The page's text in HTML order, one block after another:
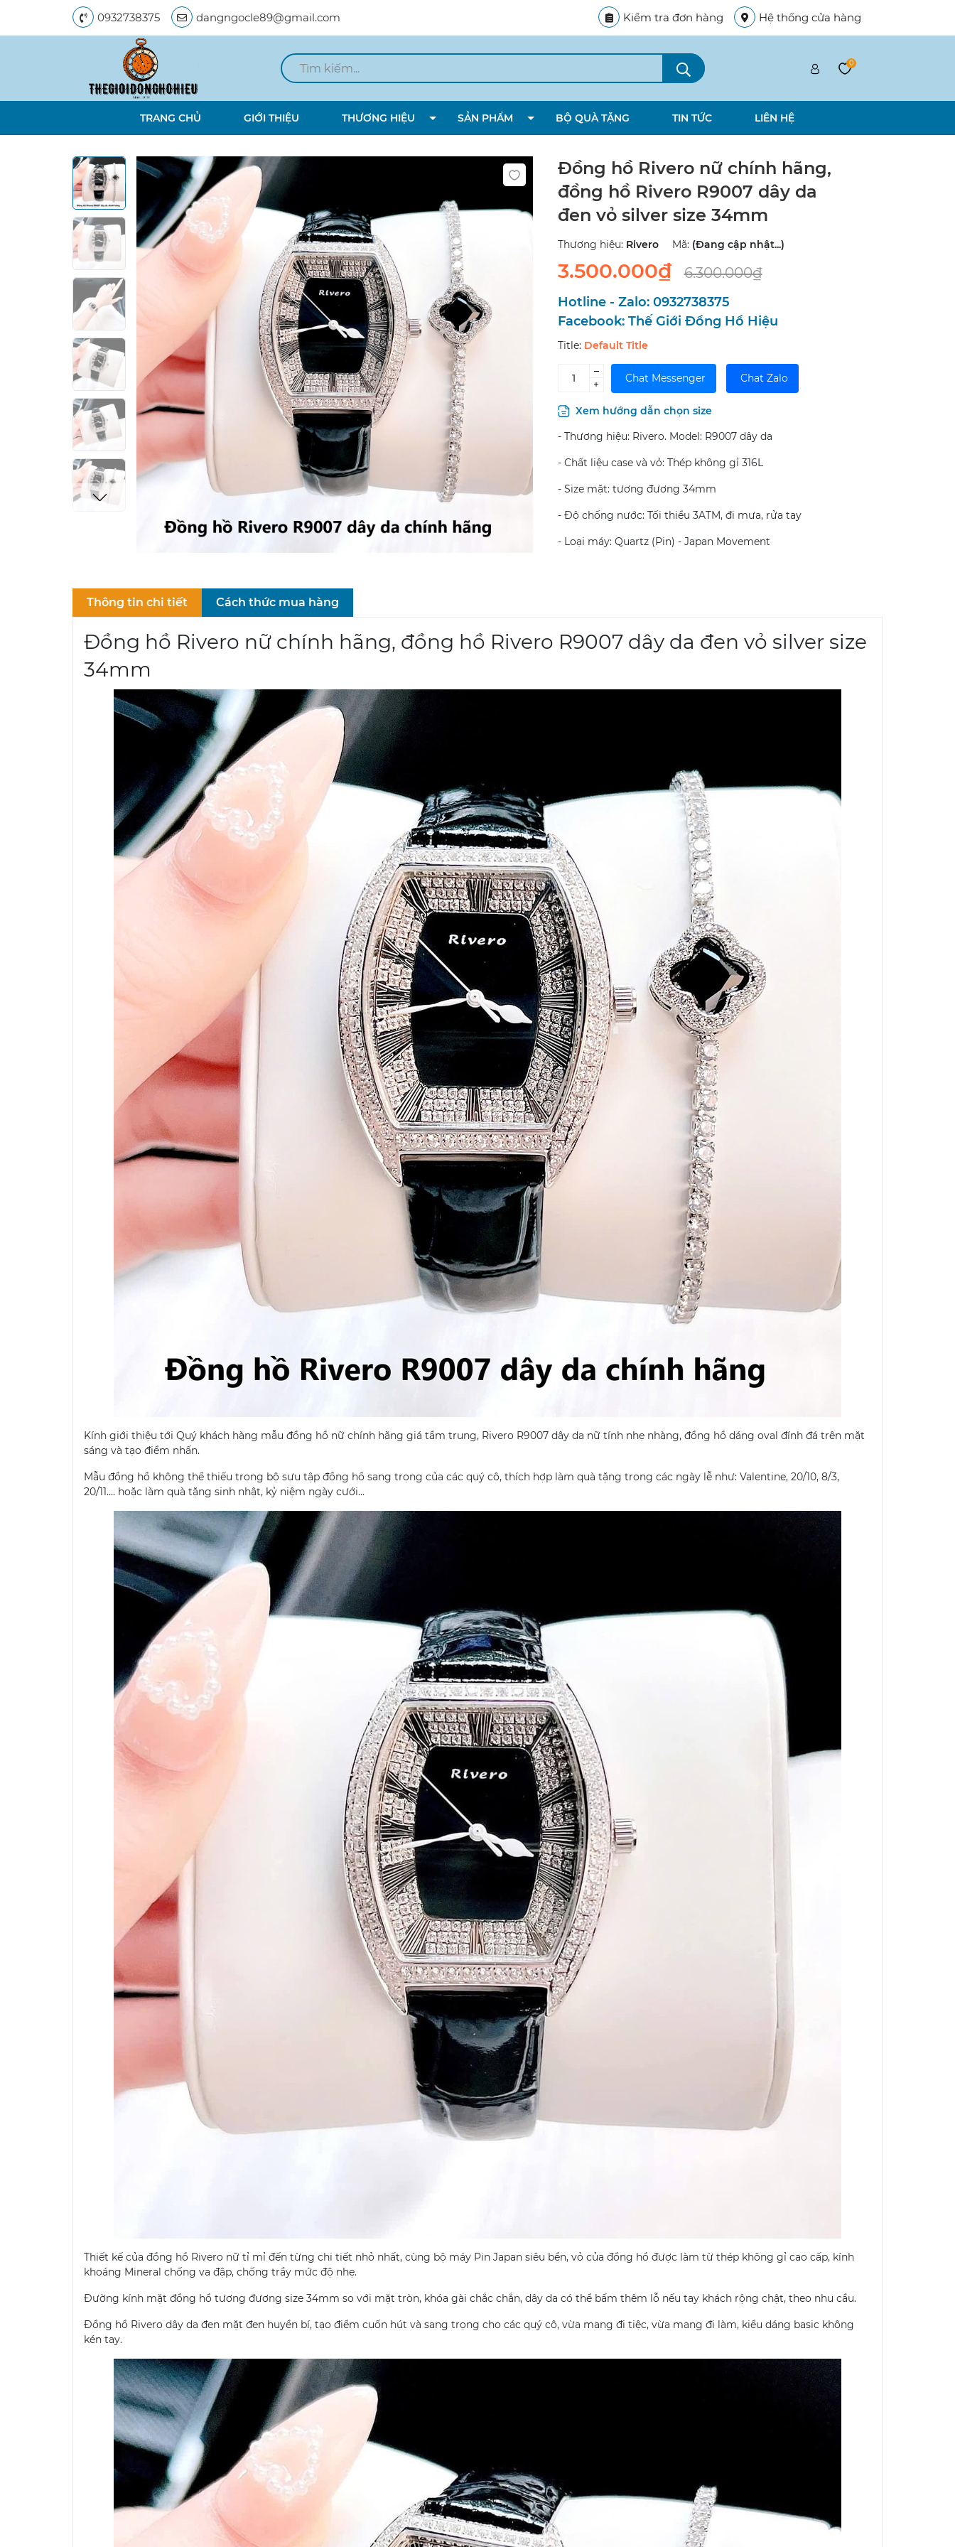
0932738375 dangngocle89@gmail.com Kiểm tra đơn hàng Hệ thống cửa hàng
0
TRANG CHỦ GIỚI THIỆU THƯƠNG HIỆU SẢN PHẨM BỘ QUÀ TẶNG TIN TỨC LIÊN HỆ
Đồng hồ Rivero nữ chính hãng,
đồng hồ Rivero R9007 dây da
đen vỏ silver size 34mm
Thương hiệu: Rivero Mã: (Đang cập nhật...)
3.500.000₫ 6.300.000₫
Hotline - Zalo: 0932738375
Facebook: Thế Giới Đồng Hồ Hiệu
Title: Default Title
–
+
Chat Messenger Chat Zalo
Xem hướng dẫn chọn size
- Thương hiệu: Rivero. Model: R9007 dây da
- Chất liệu case và vỏ: Thép không gỉ 316L
- Size mặt: tương đương 34mm
- Độ chống nước: Tối thiểu 3ATM, đi mưa, rửa tay
- Loại máy: Quartz (Pin) - Japan Movement
Thông tin chi tiết Cách thức mua hàng
Đồng hồ Rivero nữ chính hãng, đồng hồ Rivero R9007 dây da đen vỏ silver size
34mm
Kính giới thiệu tới Quý khách hàng mẫu đồng hồ nữ chính hãng giá tầm trung, Rivero R9007 dây da nữ tính nhẹ nhàng, đồng hồ dáng oval đính đá trên mặt
sáng và tạo điểm nhấn.
Mẫu đồng hồ không thể thiếu trong bộ sưu tập đồng hồ sang trọng của các quý cô, thích hợp làm quà tặng trong các ngày lễ như: Valentine, 20/10, 8/3,
20/11.... hoặc làm quà tặng sinh nhật, kỷ niệm ngày cưới...
Thiết kế của đồng hồ Rivero nữ tỉ mỉ đến từng chi tiết nhỏ nhất, cùng bộ máy Pin Japan siêu bền, vỏ của đồng hồ được làm từ thép không gỉ cao cấp, kính
khoáng Mineral chống va đập, chống trầy mức độ nhẹ.
Đường kính mặt đồng hồ tương đương size 34mm so với mặt tròn, khóa gài chắc chắn, dây da có thể bấm thêm lỗ nếu tay khách rộng chật, theo nhu cầu.
Đồng hồ Rivero dây da đen mặt đen huyền bí, tạo điểm cuốn hút và sang trọng cho các quý cô, vừa mang đi tiệc, vừa mang đi làm, kiểu dáng basic không
kén tay.